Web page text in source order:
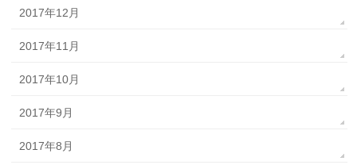
2017年12月
2017年11月
2017年10月
2017年9月
2017年8月